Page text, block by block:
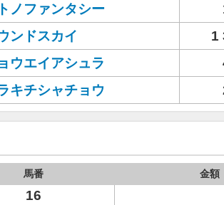
ノファンタシー
ンドスカイ
1
ウエイアシュラ
キチシャチョウ
馬番 金額
16